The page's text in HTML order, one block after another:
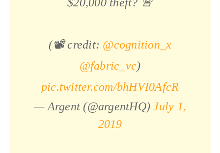
(📽️ credit: @cognition_x
@fabric_vc)
pic.twitter.com/bhHVI0AfcR
— Argent (@argentHQ)July 1,
2019